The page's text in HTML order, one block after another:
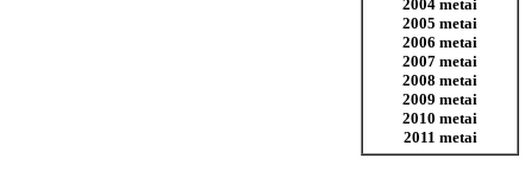
2004 metai
2005 metai
2006 metai
2007 metai
2008 metai
2009 metai
2010 metai
2011 metai